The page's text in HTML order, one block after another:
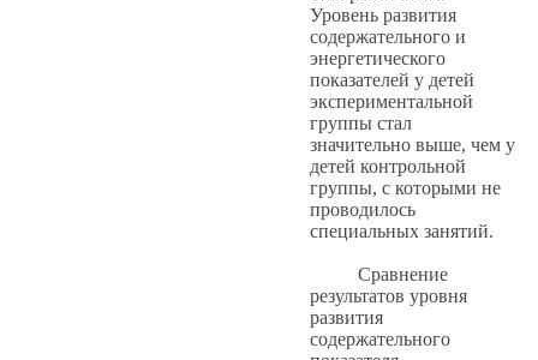
Уровень развития
содержательного и
энергетического
показателей у детей
экспериментальной
группы стал
значительно выше, чем у
детей контрольной
группы, с которыми не
проводилось
специальных занятий.
Сравнение
результатов уровня
развития
содержательного